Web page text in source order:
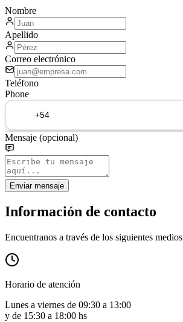
Nombre
Apellido
Correo electrónico
Teléfono
Phone
Mensaje (opcional)
Enviar mensaje
Información de contacto
Encuentranos a través de los siguientes medios
Horario de atención
Lunes a viernes de 09:30 a 13:00
y de 15:30 a 18:00 hs